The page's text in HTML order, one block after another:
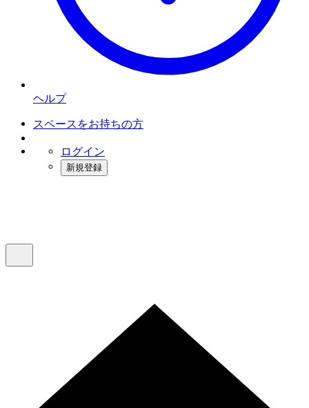
ヘルプ
スペースをお持ちの方
ログイン
新規登録